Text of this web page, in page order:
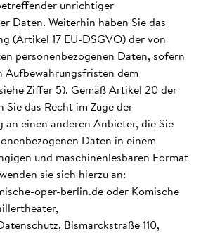
unrichtiger
Daten. Weiterhin haben Sie das
(Artikel 17 EU-DSGVO) der von
personenbezogenen Daten, sofern
Aufbewahrungsfristen dem
Ziffer 5). Gemäß Artikel 20 der
Sie das Recht im Zuge der
an einen anderen Anbieter, die Sie
Daten in einem
und maschinenlesbaren Format
sie sich hierzu an:
oper-berlin.de oder Komische
Bismarckstraße 110,